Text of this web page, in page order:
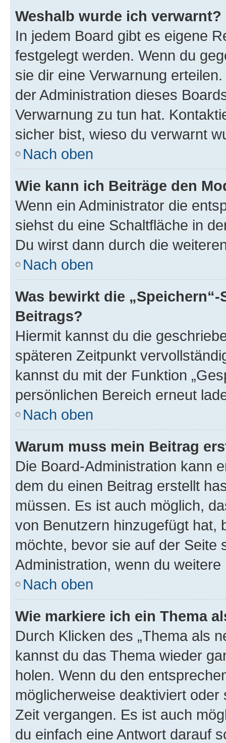
Weshalb wurde ich verwarnt?
In jedem Board gibt es eigene
festgelegt werden. Wenn du
sie dir eine Verwarnung
der Administration dieses
Verwarnung zu tun hat.
sicher bist, wieso du verwarnt
Nach oben
Wie kann ich Beiträge den
Wenn ein Administrator die
siehst du eine Schaltfläche in
Du wirst dann durch die
Nach oben
Was bewirkt die
Beitrags?
Hiermit kannst du die
späteren Zeitpunkt
kannst du mit der Funktion
persönlichen Bereich erneut
Nach oben
Warum muss mein Beitrag
Die Board-Administration kann
dem du einen Beitrag erstellt
müssen. Es ist auch möglich,
von Benutzern hinzugefügt hat,
möchte, bevor sie auf der Seite
Administration, wenn du
Nach oben
Wie markiere ich ein Thema
Durch Klicken des „Thema als
kannst du das Thema wieder
holen. Wenn du den
möglicherweise deaktiviert
Zeit vergangen. Es ist auch
du einfach eine Antwort darauf